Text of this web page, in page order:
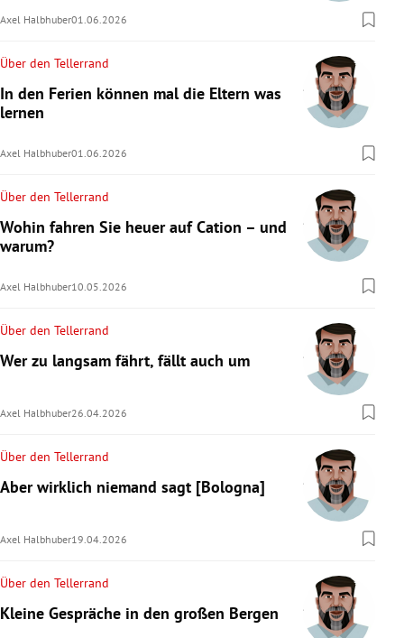
Axel Halbhuber01.06.2026
Über den Tellerrand
In den Ferien können mal die Eltern was
lernen
Axel Halbhuber01.06.2026
Über den Tellerrand
Wohin fahren Sie heuer auf Cation – und
warum?
Axel Halbhuber10.05.2026
Über den Tellerrand
Wer zu langsam fährt, fällt auch um
Axel Halbhuber26.04.2026
Über den Tellerrand
Aber wirklich niemand sagt [Bologna]
Axel Halbhuber19.04.2026
Über den Tellerrand
Kleine Gespräche in den großen Bergen